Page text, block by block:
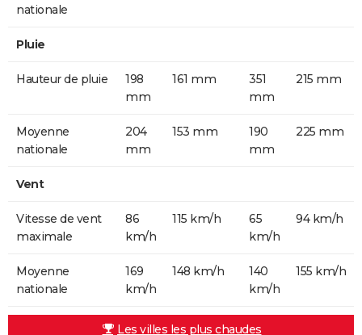
nationale
Pluie
Hauteur de pluie
198
mm
161 mm
351
mm
215 mm
Moyenne
nationale
204
mm
153 mm
190
mm
225 mm
Vent
Vitesse de vent
maximale
86
km/h
115 km/h
65
km/h
94 km/h
Moyenne
nationale
169
km/h
148 km/h
140
km/h
155 km/h
Les villes les plus chaudes